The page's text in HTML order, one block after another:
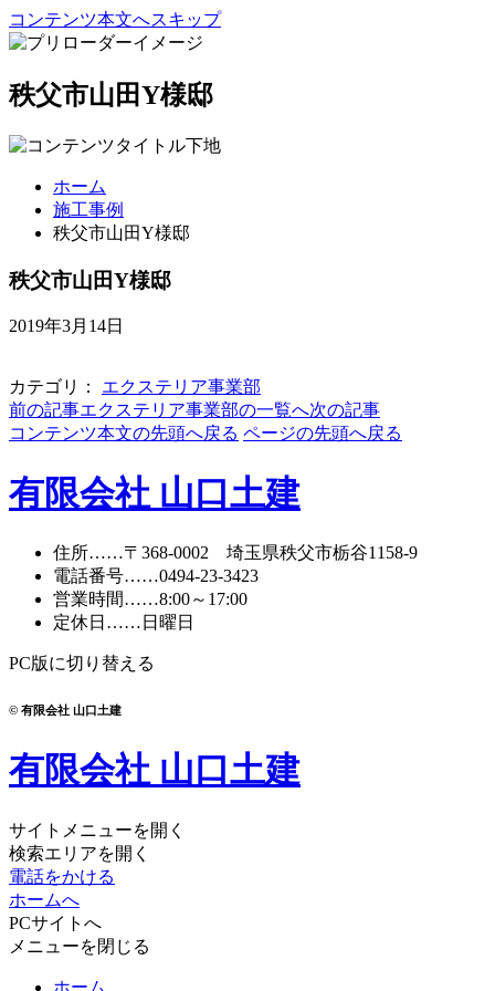
コンテンツ本文へスキップ
秩父市山田Y様邸
ホーム
施工事例
秩父市山田Y様邸
秩父市山田Y様邸
2019年3月14日
カテゴリ： エクステリア事業部
前の記事エクステリア事業部の一覧へ次の記事
コンテンツ本文の先頭へ戻る ページの先頭へ戻る
有限会社 山口土建
住所……〒368-0002 埼玉県秩父市栃谷1158-9
電話番号……0494-23-3423
営業時間……8:00～17:00
定休日 ……日曜日
PC版に切り替える
© 有限会社 山口土建
有限会社 山口土建
サイトメニューを開く
検索エリアを開く
電話をかける
ホームへ
PCサイトへ
メニューを閉じる
ホーム